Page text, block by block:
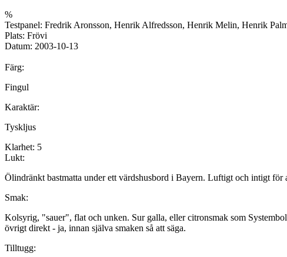
%
Testpanel: Fredrik Aronsson, Henrik Alfredsson, Henrik Melin, Henrik
Plats: Frövi
Datum: 2003-10-13
Färg:
Fingul
Karaktär:
Tyskljus
Klarhet: 5
Lukt:
Ölindränkt bastmatta under ett värdshusbord i Bayern. Luftigt och intigt
Smak:
Kolsyrig, "sauer", flat och unken. Sur galla, eller citronsmak som
övrigt direkt - ja, innan själva smaken så att säga.
Tilltugg: